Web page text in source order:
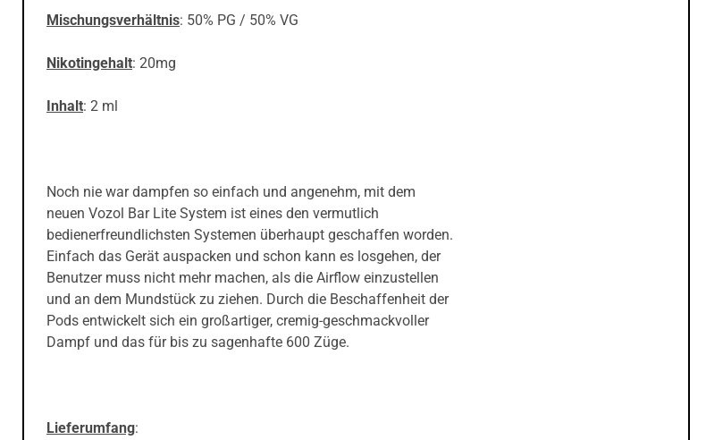
Mischungsverhältnis: 50% PG / 50% VG
Nikotingehalt: 20mg
Inhalt: 2 ml
Noch nie war dampfen so einfach und angenehm, mit dem
neuen Vozol Bar Lite System ist eines den vermutlich
bedienerfreundlichsten Systemen überhaupt geschaffen worden.
Einfach das Gerät auspacken und schon kann es losgehen, der
Benutzer muss nicht mehr machen, als die Airflow einzustellen
und an dem Mundstück zu ziehen. Durch die Beschaffenheit der
Pods entwickelt sich ein großartiger, cremig-geschmackvoller
Dampf und das für bis zu sagenhafte 600 Züge.
Lieferumfang: